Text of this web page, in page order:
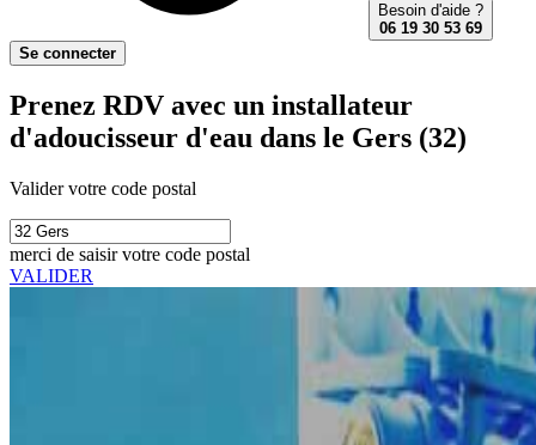
Besoin d'aide ?
06 19 30 53 69
Se connecter
Prenez RDV avec un installateur
d'adoucisseur d'eau dans le Gers (32)
Valider votre code postal
merci de saisir votre code postal
VALIDER